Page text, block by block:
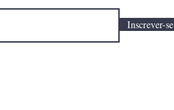
Inscrever-se